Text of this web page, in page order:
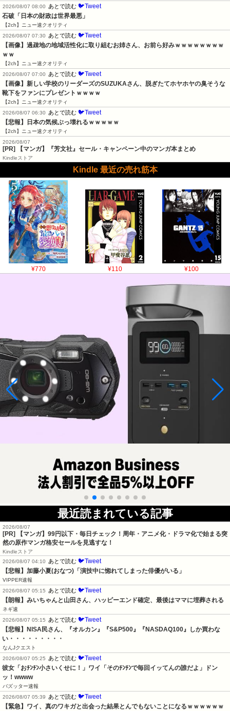
2026/08/07 08:00 あとで読む 🐦Tweet
石破「日本の財政は世界最悪」
【2ch】ニュー速クオリティ
2026/08/07 07:30
あとで読む 🐦Tweet
【画像】過疎地の地域活性化に取り組むお姉さん、お前ら好みｗｗｗｗｗｗｗｗ
ｗｗ
【2ch】ニュー速クオリティ
2026/08/07 07:00
あとで読む 🐦Tweet
【画像】新しい学校のリーダーズのSUZUKAさん、脱ぎたてホヤホヤの臭そうな
靴下をファンにプレゼントｗｗｗｗ
【2ch】ニュー速クオリティ
2026/08/07 06:30
あとで読む 🐦Tweet
【悲報】日本の気候ぶっ壊れるｗｗｗｗｗ
【2ch】ニュー速クオリティ
2026/08/07
[PR] 【マンガ】『芳文社』セール・キャンペーン中のマンガ本まとめ
Kindleストア
Kindle 最近の売れ筋本
¥770 ¥110 ¥100
最近読まれている記事
2026/08/07
[PR] 【マンガ】99円以下・毎日チェック！周年・アニメ化・ドラマ化で始まる突
然の原作マンガ格安セールを見逃すな！
Kindleストア
2026/08/07 04:10
あとで読む 🐦Tweet
【悲報】加藤小夏(おなつ)「演技中に惚れてしまった俳優がいる」
VIPPER速報
2026/08/07 05:15
あとで読む 🐦Tweet
【朗報】みいちゃんと山田さん、ハッピーエンド確定、最後はママに埋葬される
ネギ速
2026/08/07 05:15
あとで読む 🐦Tweet
【悲報】NISA民さん、『オルカン』『S&P500』『NASDAQ100』しか買わな
い・・・・・・・・・
なんJクエスト
2026/08/07 05:25
あとで読む 🐦Tweet
彼女「おﾁﾝﾁﾝ小さいくせに！」ワイ「そのﾁﾝﾁﾝで毎回イッてんの誰だよ」ドン
ッ！wwww
バズッター速報
2026/08/07 05:39
あとで読む 🐦Tweet
【緊急】ワイ、真のワキガと出会った結果とんでもないことになるｗｗｗｗｗｗ